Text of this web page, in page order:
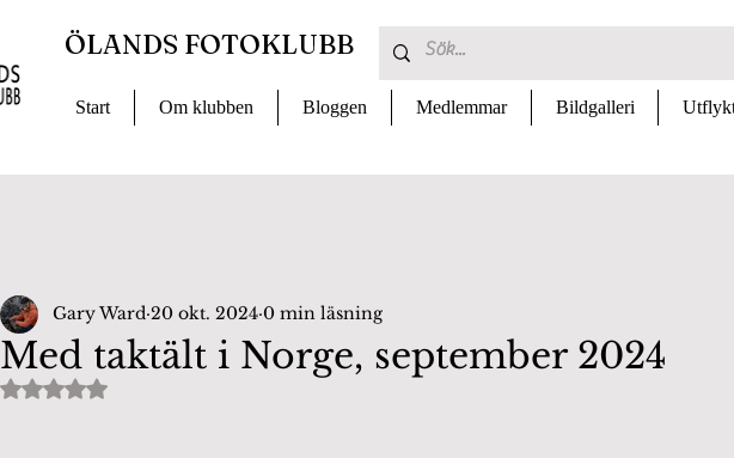
Start Om klubben Bloggen Medlemmar Bildgalleri
ÖLANDS FOTOKLUBB
Med taktält i Norge, september 2024
Gary Ward 20 okt. 2024 0 min läsning
Betygsatt till NaN av 5 stjärnor.